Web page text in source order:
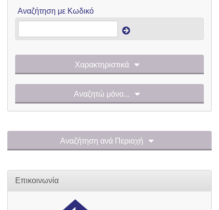
Αναζήτηση με Κωδικό
Χαρακτηριστικά
Αναζητώ μόνο...
Αναζήτηση ανά Περιοχή
Επικοινωνία